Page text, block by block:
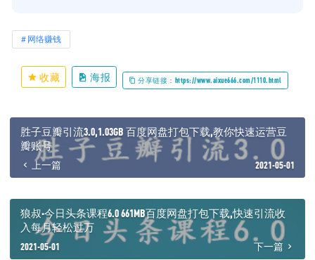
网络赚钱
收藏 海报 分享链接：https://www.aixue666.com/1110.html
胜子豆瓣引流3.0,1.03GB 百度网盘打包下载,教你快速运营豆
瓣账号
上一篇 2021-05-01
狼叔·今日头条课程6.0 661MB百度网盘打包下载,快速引流收
入每月轻松过万
2021-05-01 下一篇